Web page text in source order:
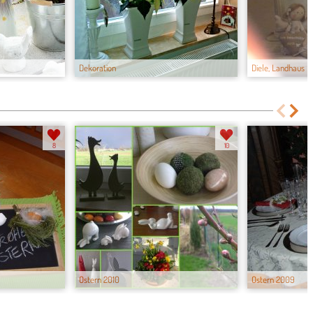
Dekoration Diele, Landhaus
8
Ostern 2010
10
Ostern 2009